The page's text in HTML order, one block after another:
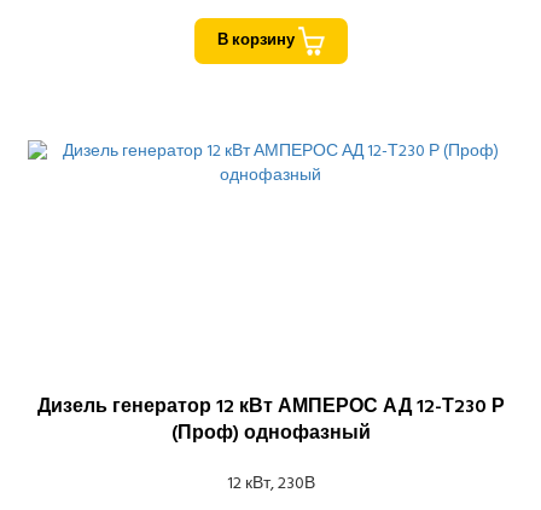
В корзину
Дизель генератор 12 кВт АМПЕРОС АД 12-Т230 Р
(Проф) однофазный
12 кВт, 230В